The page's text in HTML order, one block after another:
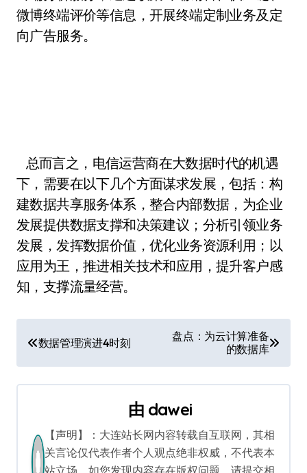
微博终端评价等信息，开展终端定制业务及定
向广告服务。
总而言之，电信运营商在大数据时代的机遇
下，需要在以下几个方面谋求发展，包括：构
建数据共享服务体系，整合内部数据，为企业
发展提供数据支撑和决策建议；分析引领业务
发展，发挥数据价值，优化业务资源利用；以
应用为王，推进相关技术和应用，提升客户感
知，支撑流量经营。
文
章
导
数据管理演进4时刻
盘点：为云计算准备
的数据库
由 dawei
【声明】：大连站长网内容转载自互联网，其相
关言论仅代表作者个人观点绝非权威，不代表本
站立场。如您发现内容存在版权问题，请提交相